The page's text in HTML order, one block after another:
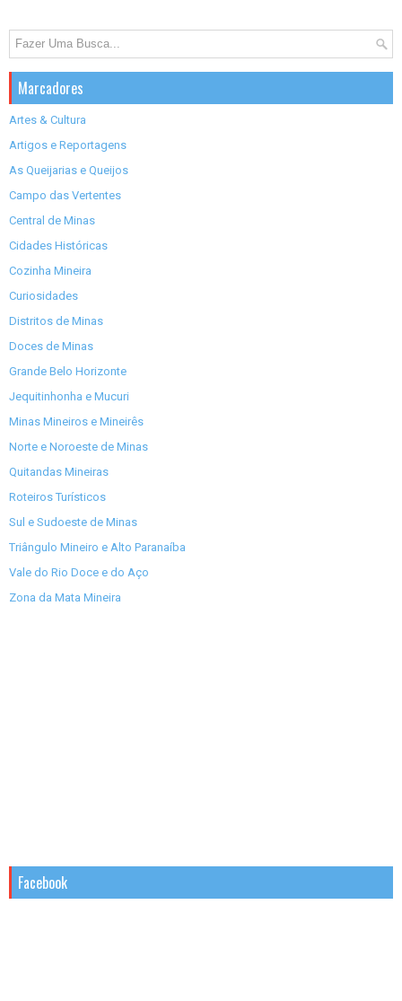
Marcadores
Artes & Cultura
Artigos e Reportagens
As Queijarias e Queijos
Campo das Vertentes
Central de Minas
Cidades Históricas
Cozinha Mineira
Curiosidades
Distritos de Minas
Doces de Minas
Grande Belo Horizonte
Jequitinhonha e Mucuri
Minas Mineiros e Mineirês
Norte e Noroeste de Minas
Quitandas Mineiras
Roteiros Turísticos
Sul e Sudoeste de Minas
Triângulo Mineiro e Alto Paranaíba
Vale do Rio Doce e do Aço
Zona da Mata Mineira
Facebook